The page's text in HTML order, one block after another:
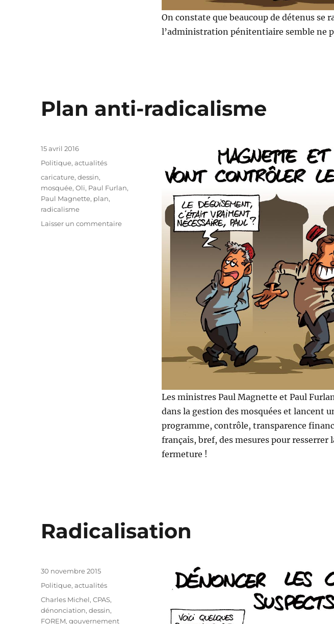
On constate que beaucoup de détenus se
l’administration pénitentiaire semble ne
Plan anti-radicalisme
Les ministres Paul Magnette et Paul
dans la gestion des mosquées et lancent
programme, contrôle, transparence
français, bref, des mesures pour resserrer
fermeture !
Publié
le
15 avril 2016
Catégories
Politique, actualités
Étiquettes
caricature,dessin,
mosquée,Oli, Paul Furlan,
Paul Magnette, plan,
radicalisme
Laisser un commentairesur
Radicalisation
Publié
30 novembre 2015
Catégories
Politique, actualités
Étiquettes
Charles Michel,CPAS,
dénonciation,dessin,
FOREM,gouvernement